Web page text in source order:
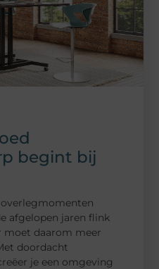
begint bij
afgelopen jaren flink
moet daarom meer
doordacht
je een omgeving